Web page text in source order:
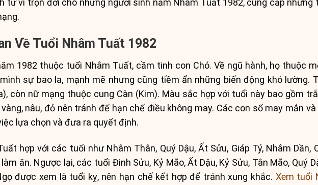
tử vi trọn đời cho những người sinh năm Nhâm Tuất 1982, cung cấp
Về Tuổi Nhâm Tuất 1982
1982 thuộc tuổi Nhâm Tuất, cầm tinh con Chó. Về ngũ hành, họ thuộc
sự bao la, mạnh mẽ nhưng cũng tiềm ẩn những biến động khó lường.
còn nữ mạng thuộc cung Càn (Kim). Màu sắc hợp với tuổi này bao gồm
nâu, đỏ nên tránh để hạn chế điều không may. Các con số may mắn
lựa chọn và đưa ra quyết định.
hợp với các tuổi như Nhâm Thân, Quý Dậu, Ất Sửu, Giáp Tý, Nhâm Dần,
ăn. Ngược lại, các tuổi Đinh Sửu, Kỷ Mão, Ất Dậu, Kỷ Sửu, Tân Mão, Quý
được xem là tuổi kỵ, nên hạn chế kết hợp để tránh xung khắc. Xem tuổi